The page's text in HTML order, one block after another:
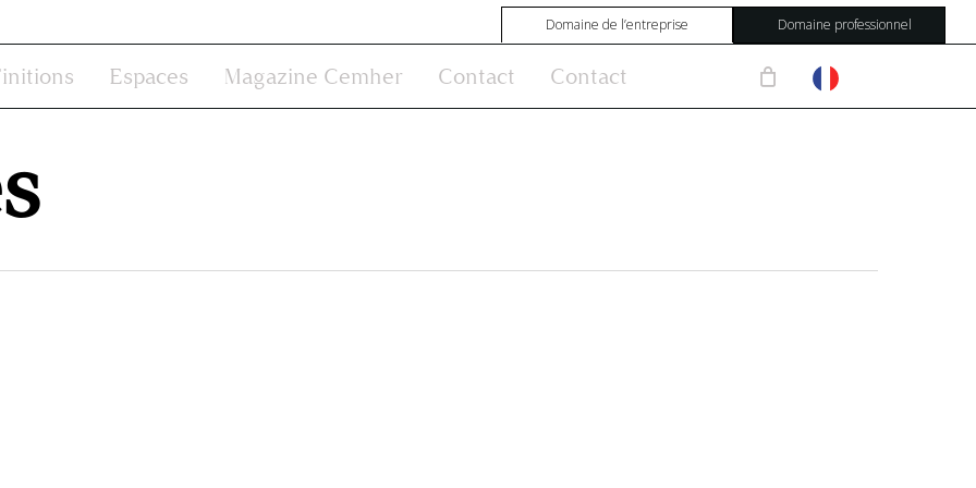
Domaine de l’entreprise Domaine professionnel
Espaces Magazine Cemher Contact Contact